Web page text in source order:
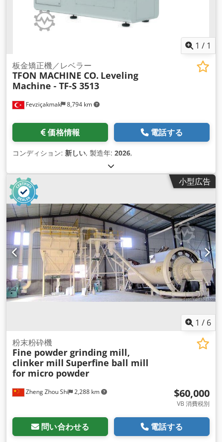
ップ調整可能 ウェッジとフォールディングシリンダーによる高
速ブロッキングシステム アンローディング高さ 3000 mm 除塵
タンクポンプ マグネットセパレーター 保証期間：本体稼働開
始から最大稼働時間まで1年間 技術データです。 ジョークラッ
シャー 1020×700mm 破砕ギャップ45～180mm フィードホッ
パー 5m³ - 2000 x 3960 mm 2段式振動スクリーン
1020×1800mm メインコンベアベルト 800 x 9600 mm 一定速
度の 4 シリンダーディーゼル機関 82 PS/60 KW の排気ガスの
kg 搬送長 12900 mm 搬送幅：2530mm 搬送高さ 3200mm 詳
非常に良い、外観状態：非常に良い。 Dsdpshd I Rzjfx Actokr
1 / 1
Fevziçakmak 8,794 km
板金矯正機／レベラー
TFON MACHINE CO. Leveling
Machine - TF-S 3513
価格情報 電話する
コンディション: 新しい, 製造年: 2026,
小型広告
1 / 6
Zheng Zhou Shi 2,288 km
粉末粉砕機
Fine powder grinding mill,
clinker mill Superfine ball mill
for micro powder
$60,000
VB 消費税別
問い合わせる 電話する